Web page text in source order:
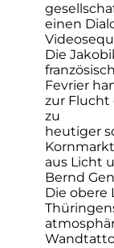
einen
Die
Fevrier
zur Flucht
zu
heutiger
aus Licht
Bernd
Die obere